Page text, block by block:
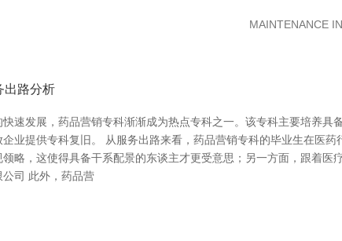
MAINTENANCE
出路分析
速发展，药品营销专科渐渐成为热点专科之一。该专科主要培养
企业提供专科复旧。 从服务出路来看，药品营销专科的毕业生在医
略，这使得具备干系配景的东谈主才更受意思；另一方面，跟着
司 此外，药品营